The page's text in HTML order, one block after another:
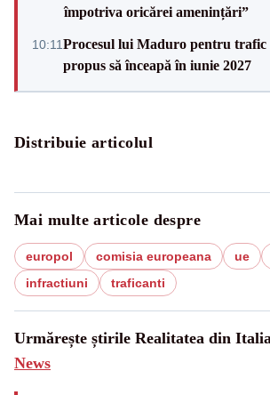
împotriva oricărei amenințări”
10:11Procesul lui Maduro pentru
propus să înceapă în iunie 2027
Distribuie articolul
Mai multe articole despre
europol comisia europeana ue
infractiuni
traficanti
Urmărește știrile Realitatea din
News